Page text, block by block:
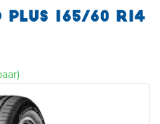
PLUS 165/60 R14